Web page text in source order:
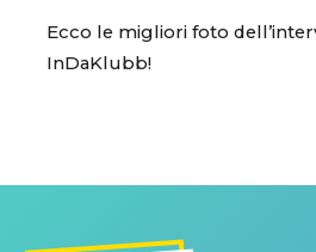
Ecco le migliori foto
InDaKlubb!